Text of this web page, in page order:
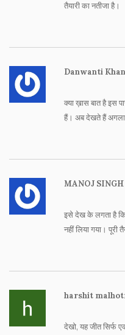
तैयारी का नतीजा है।
Danwanti
क्या ख़ास बात है इस
हैं। अब देखते हैं अगला
MANOJ SINGH
इसे देख के लगता है कि
नहीं लिया गया। पूरी
harshit
देखो, यह जीत सिर्फ